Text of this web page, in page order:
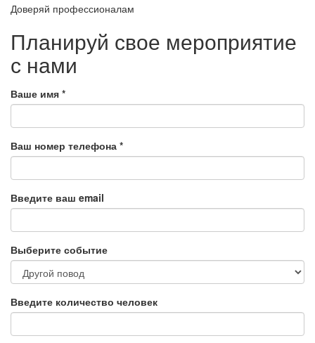
Доверяй профессионалам
Планируй свое мероприятие
с нами
Ваше имя *
Ваш номер телефона *
Введите ваш email
Выберите событие
Введите количество человек